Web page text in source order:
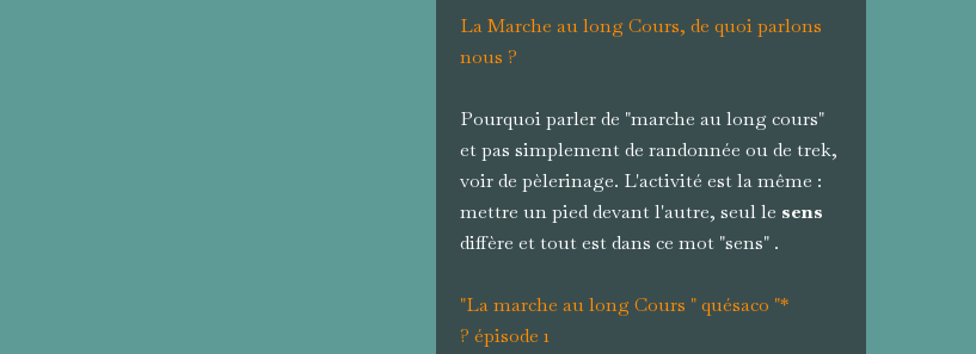
La Marche au long Cours, de quoi parlons
nous ?
Pourquoi parler de "marche au long cours"
et pas simplement de randonnée ou de trek,
voir de pèlerinage. L'activité est la même :
mettre un pied devant l'autre, seul le sens
diffère et tout est dans ce mot "sens" .
"La marche au long Cours " quésaco "*
? épisode 1